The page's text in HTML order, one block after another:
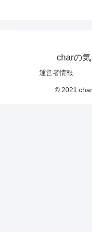
charの
運営者情報
© 2021 char